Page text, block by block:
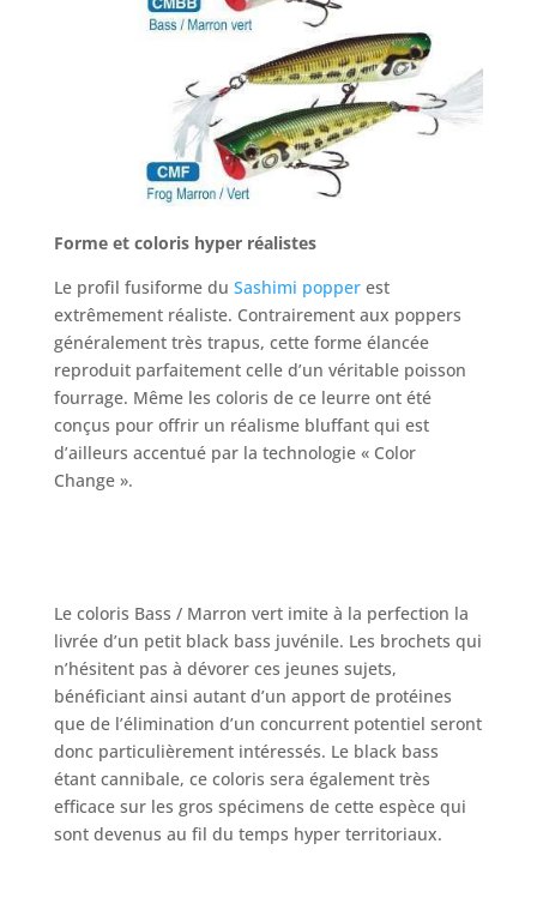
Forme et coloris hyper réalistes
Le profil fusiforme du Sashimi popper est
extrêmement réaliste. Contrairement aux poppers
généralement très trapus, cette forme élancée
reproduit parfaitement celle d’un véritable poisson
fourrage. Même les coloris de ce leurre ont été
conçus pour offrir un réalisme bluffant qui est
d’ailleurs accentué par la technologie « Color
Change ».
Le coloris Bass / Marron vert imite à la perfection la
livrée d’un petit black bass juvénile. Les brochets qui
n’hésitent pas à dévorer ces jeunes sujets,
bénéficiant ainsi autant d’un apport de protéines
que de l’élimination d’un concurrent potentiel seront
donc particulièrement intéressés. Le black bass
étant cannibale, ce coloris sera également très
efficace sur les gros spécimens de cette espèce qui
sont devenus au fil du temps hyper territoriaux.